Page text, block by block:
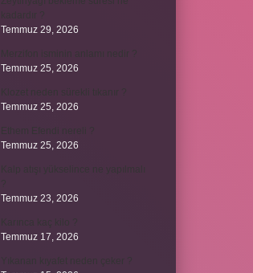
Temmuz 29, 2026
Temmuz 25, 2026
Temmuz 25, 2026
Temmuz 25, 2026
Temmuz 23, 2026
Temmuz 17, 2026